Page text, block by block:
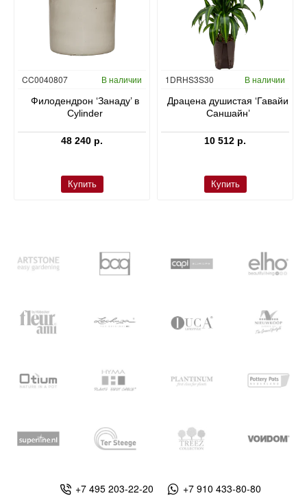
CC0040807 В наличии
Филодендрон ‘Занаду’ в
Cylinder
48 240 р.
Купить
Гидропоника
1DRHS3S30 В наличии
Драцена душистая ‘Гавайи
Саншайн’
10 512 р.
Купить
+7 495 203-22-20 +7 910 433-80-80